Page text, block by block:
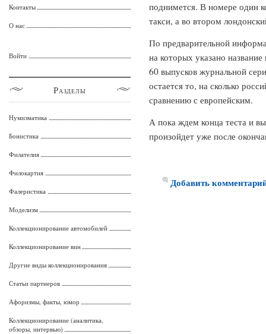
поднимется. В номере один
такси, а во втором
По предварительной
на которых указано
60 выпусков журнальной
остается то, на сколько
сравнению с европейским.
А пока ждем конца теста и
произойдет уже после
Добавить
Контакты
О нас
Войти
Разделы
Нумизматика
Бонистика
Филателия
Филокартия
Фалеристика
Моделизм
Коллекционирование автомобилей
Коллекционирование вин
Другие виды коллекционирования
Статьи партнеров
Афоризмы, факты, юмор
Коллекционирование (аналитика,
обзоры, интервью)